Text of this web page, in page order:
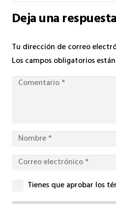
Deja una respuesta
Tu dirección de correo
Los campos obligatorios
Tienes que aprobar los